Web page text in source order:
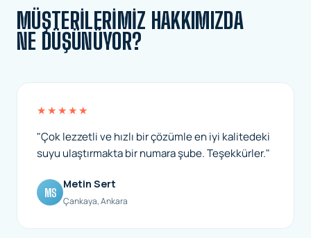
MÜŞTERILERIMIZ HAKKIMIZDA
NE DÜŞÜNÜYOR?
★★★★★
"Çok lezzetli ve hızlı bir çözümle en iyi kalitedeki
suyu ulaştırmakta bir numara şube. Teşekkürler."
MS
Metin Sert
Çankaya, Ankara